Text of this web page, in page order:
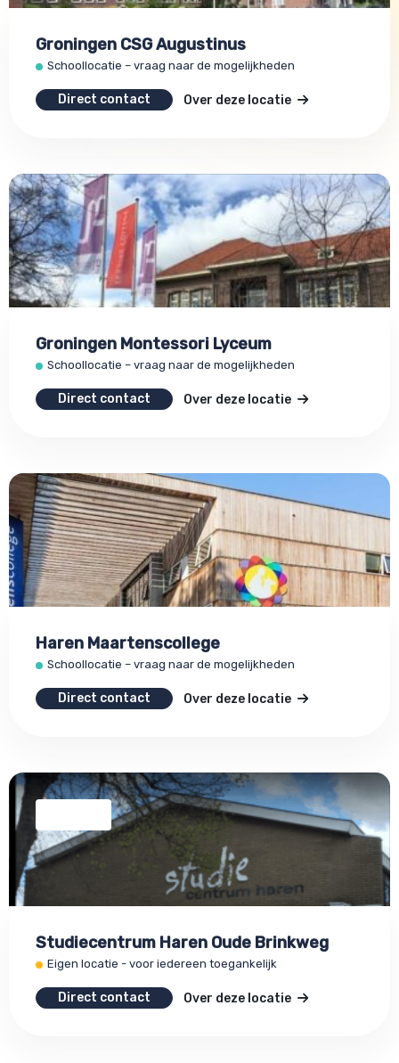
Groningen CSG Augustinus
Schoollocatie – vraag naar de mogelijkheden
Direct contact Over deze locatie
Groningen Montessori Lyceum
Schoollocatie – vraag naar de mogelijkheden
Direct contact Over deze locatie
Haren Maartenscollege
Schoollocatie – vraag naar de mogelijkheden
Direct contact Over deze locatie
Studiecentrum Haren Oude Brinkweg
Eigen locatie - voor iedereen toegankelijk
Direct contact Over deze locatie